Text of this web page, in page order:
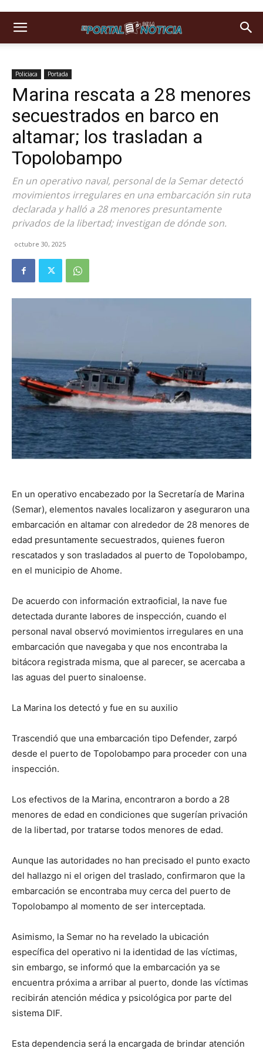
Policiaca Portada
Marina rescata a 28 menores
secuestrados en barco en
altamar; los trasladan a
Topolobampo
En un operativo naval, personal de la Semar detectó
movimientos irregulares en una embarcación sin ruta
declarada y halló a 28 menores presuntamente
privados de la libertad; investigan de dónde son.
octubre 30, 2025
En un operativo encabezado por la Secretaría de Marina
(Semar), elementos navales localizaron y aseguraron una
embarcación en altamar con alrededor de 28 menores de
edad presuntamente secuestrados, quienes fueron
rescatados y son trasladados al puerto de Topolobampo,
en el municipio de Ahome.
De acuerdo con información extraoficial, la nave fue
detectada durante labores de inspección, cuando el
personal naval observó movimientos irregulares en una
embarcación que navegaba y que nos encontraba la
bitácora registrada misma, que al parecer, se acercaba a
las aguas del puerto sinaloense.
La Marina los detectó y fue en su auxilio
Trascendió que una embarcación tipo Defender, zarpó
desde el puerto de Topolobampo para proceder con una
inspección.
Los efectivos de la Marina, encontraron a bordo a 28
menores de edad en condiciones que sugerían privación
de la libertad, por tratarse todos menores de edad.
Aunque las autoridades no han precisado el punto exacto
del hallazgo ni el origen del traslado, confirmaron que la
embarcación se encontraba muy cerca del puerto de
Topolobampo al momento de ser interceptada.
Asimismo, la Semar no ha revelado la ubicación
específica del operativo ni la identidad de las víctimas,
sin embargo, se informó que la embarcación ya se
encuentra próxima a arribar al puerto, donde las víctimas
recibirán atención médica y psicológica por parte del
sistema DIF.
Esta dependencia será la encargada de brindar atención